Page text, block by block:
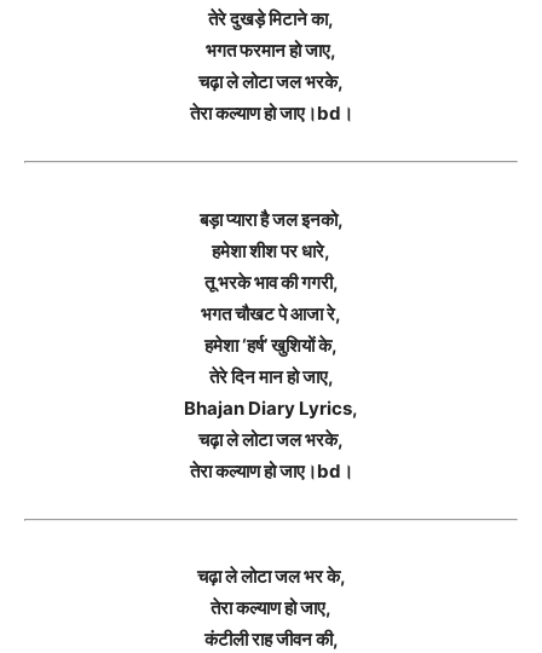
तेरे दुखड़े मिटाने का,
भगत फरमान हो जाए,
चढ़ा ले लोटा जल भरके,
तेरा कल्याण हो जाए।bd।
बड़ा प्यारा है जल इनको,
हमेशा शीश पर धारे,
तू भरके भाव की गगरी,
भगत चौखट पे आजा रे,
हमेशा ‘हर्ष’ खुशियों के,
तेरे दिन मान हो जाए,
Bhajan Diary Lyrics,
चढ़ा ले लोटा जल भरके,
तेरा कल्याण हो जाए।bd।
चढ़ा ले लोटा जल भर के,
तेरा कल्याण हो जाए,
कंटीली राह जीवन की,